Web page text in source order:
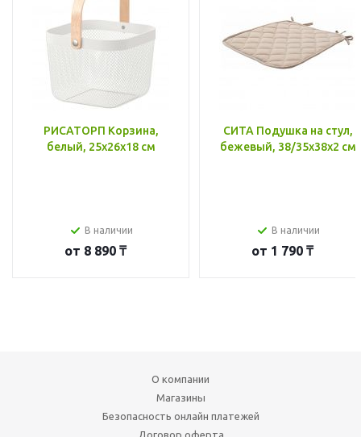
РИСАТОРП Корзина,
белый, 25x26x18 см
В наличии
от 8 890 ₸
СИТА Подушка на стул,
бежевый, 38/35x38x2 см
В наличии
от 1 790 ₸
О компании
Магазины
Безопасность онлайн платежей
Договор оферта